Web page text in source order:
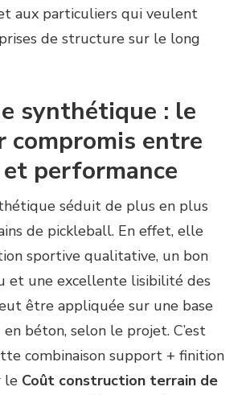
aux particuliers qui veulent
de structure sur le long
synthétique : le
compromis entre
performance
séduit de plus en plus
de pickleball. En effet, elle
sportive qualitative, un bon
et une excellente lisibilité des
être appliquée sur une base
béton, selon le projet. C’est
combinaison support + finition
le Coût construction terrain de